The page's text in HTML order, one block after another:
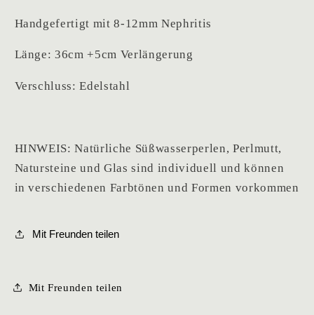
Handgefertigt mit 8-12mm Nephritis
Länge: 36cm +5cm Verlängerung
Verschluss: Edelstahl
HINWEIS: Natürliche Süßwasserperlen, Perlmutt,
Natursteine und Glas sind individuell und können
in verschiedenen Farbtönen und Formen vorkommen
Mit Freunden teilen
Mit Freunden teilen